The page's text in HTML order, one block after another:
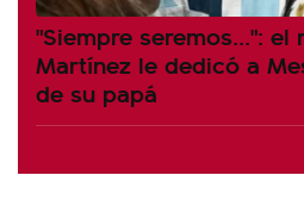
"Siempre seremos...": el
Martínez le dedicó a
de su papá